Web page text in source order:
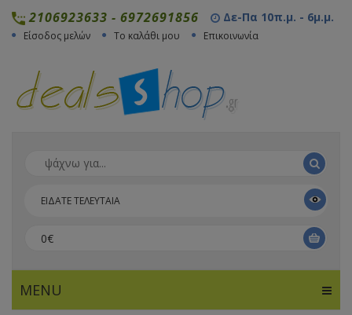
2106923633 - 6972691856 Δε-Πα 10π.μ. - 6μ.μ.
Είσοδος μελών Το καλάθι μου Επικοινωνία
ΕΙΔΑΤΕ ΤΕΛΕΥΤΑΙΑ
0€
MENU